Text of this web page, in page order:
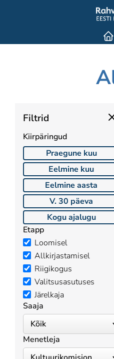
Filtrid
Kiirpäringud
Praegune kuu
Eelmine kuu
Eelmine aasta
V. 30 päeva
Kogu ajalugu
Etapp
Loomisel
Allkirjastamisel
Riigikogus
Valitsusasutuses
Järelkaja
Saaja
Menetleja